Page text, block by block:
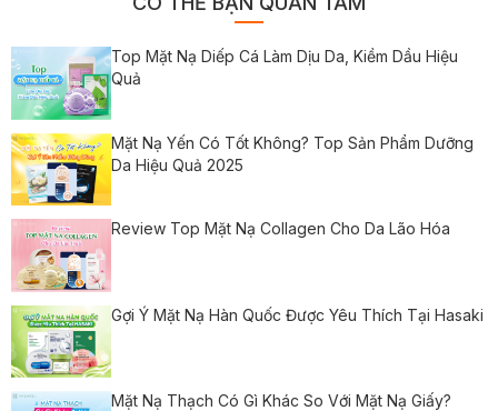
Top Mặt Nạ Diếp Cá Làm Dịu Da, Kiềm Dầu Hiệu
Quả
Mặt Nạ Yến Có Tốt Không? Top Sản Phẩm Dưỡng
Da Hiệu Quả 2025
Review Top Mặt Nạ Collagen Cho Da Lão Hóa
Gợi Ý Mặt Nạ Hàn Quốc Được Yêu Thích Tại Hasaki
Mặt Nạ Thạch Có Gì Khác So Với Mặt Nạ Giấy?